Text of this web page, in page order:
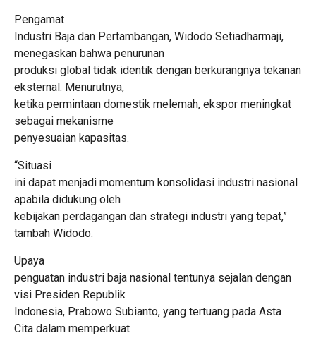
Pengamat
Industri Baja dan Pertambangan, Widodo Setiadharmaji,
menegaskan bahwa penurunan
produksi global tidak identik dengan berkurangnya tekanan
eksternal. Menurutnya,
ketika permintaan domestik melemah, ekspor meningkat
sebagai mekanisme
penyesuaian kapasitas.
“Situasi
ini dapat menjadi momentum konsolidasi industri nasional
apabila didukung oleh
kebijakan perdagangan dan strategi industri yang tepat,”
tambah Widodo.
Upaya
penguatan industri baja nasional tentunya sejalan dengan
visi Presiden Republik
Indonesia, Prabowo Subianto, yang tertuang pada Asta
Cita dalam memperkuat